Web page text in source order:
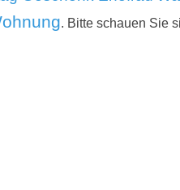
. Bitte schauen Sie